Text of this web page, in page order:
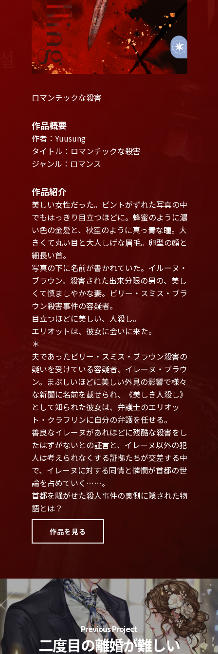
ロマンチックな殺害
作品概要
作者：Yuusung
タイトル：ロマンチックな殺害
ジャンル：ロマンス
作品紹介
美しい女性だった。ピントがずれた写真の中
でもはっきり目立つほどに。蜂蜜のように濃
い色の金髪と、秋空のように真っ青な瞳。大
きくて丸い目と大人しげな眉毛。卵型の顔と
細長い首。
写真の下に名前が書かれていた。イルーヌ・
ブラウン。殺害された出来分限の男の、美し
くて慎ましやかな妻。ビリー・スミス・ブラ
ウン殺害事件の容疑者。
目立つほどに美しい、人殺し。
エリオットは、彼女に会いに来た。
＊
夫であったビリー・スミス・ブラウン殺害の
疑いを受けている容疑者、イレーヌ・ブラウ
ン。まぶしいほどに美しい外見の影響で様々
な新聞に名前を載せられ、《美しき人殺し》
として知られた彼女は、弁護士のエリオッ
ト・クラフリンに自分の弁護を任せる。
善良なイレーヌがあれほどに残酷な殺害をし
たはずがないとの証言と、イレーヌ以外の犯
人は考えられなくする証拠たちが交差する中
で、イレーヌに対する同情と憐憫が首都の世
論を占めていく……。
首都を騒がせた殺人事件の裏側に隠された物
語とは？
作品を見る
Previous Project
二度目の離婚が難しい